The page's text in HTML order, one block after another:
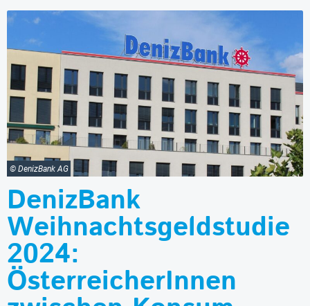
© DenizBank AG
DenizBank
Weihnachtsgeldstudie
2024:
ÖsterreicherInnen